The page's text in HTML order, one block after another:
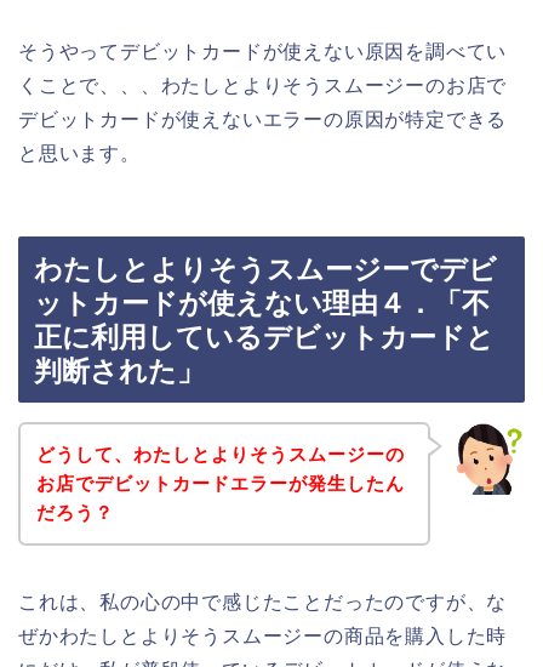
そうやってデビットカードが使えない原因を調べてい
くことで、、、わたしとよりそうスムージーのお店で
デビットカードが使えないエラーの原因が特定できる
と思います。
わたしとよりそうスムージーでデビ
ットカードが使えない理由４．「不
正に利用しているデビットカードと
判断された」
どうして、わたしとよりそうスムージーの
お店でデビットカードエラーが発生したん
だろう？
これは、私の心の中で感じたことだったのですが、な
ぜかわたしとよりそうスムージーの商品を購入した時